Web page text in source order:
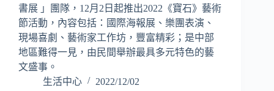
書展 」團隊，12月2日起推出2022《寶石》藝術
節活動，內容包括：國際海報展、樂團表演、
現場喜劇、藝術家工作坊，豐富精彩；是中部
地區難得一見，由民間舉辦最具多元特色的藝
文盛事。
生活中心
2022/12/02